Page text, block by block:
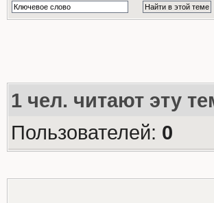
1чел. читают эту
Пользователей: 0